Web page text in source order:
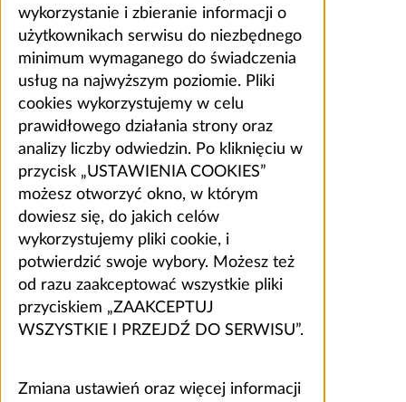
wykorzystanie i zbieranie informacji o
użytkownikach serwisu do niezbędnego
minimum wymaganego do świadczenia
usług na najwyższym poziomie. Pliki
cookies wykorzystujemy w celu
prawidłowego działania strony oraz
analizy liczby odwiedzin. Po kliknięciu w
przycisk „USTAWIENIA COOKIES”
możesz otworzyć okno, w którym
dowiesz się, do jakich celów
wykorzystujemy pliki cookie, i
potwierdzić swoje wybory. Możesz też
od razu zaakceptować wszystkie pliki
przyciskiem „ZAAKCEPTUJ
WSZYSTKIE I PRZEJDŹ DO SERWISU”.
Zmiana ustawień oraz więcej informacji